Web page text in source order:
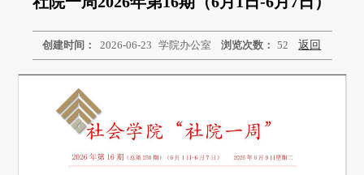
创建时间：2026-06-23 学院办公室 浏览次数： 52 返回